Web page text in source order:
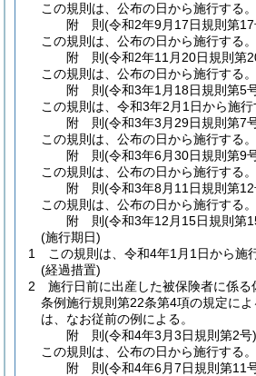
この規則は、公布の日から施行する。
附 則(令和2年9月17日規則第
この規則は、公布の日から施行する。
附 則(令和2年11月20日規則第
この規則は、公布の日から施行する。
附 則(令和3年1月18日規則第5
この規則は、令和3年2月1日から施行
附 則(令和3年3月29日規則第7
この規則は、公布の日から施行する。
附 則(令和3年6月30日規則第9
この規則は、公布の日から施行する。
附 則(令和3年8月11日規則第
この規則は、公布の日から施行する。
附 則(令和3年12月15日規則第
(施行期日)
1
この規則は、令和4年1月1日から施
(経過措置)
2
施行日前に出産した被保険者に係
条例施行規則第22条第4項の規定に
は、なお従前の例による。
附 則(令和4年3月3日規則第2号)
この規則は、公布の日から施行する。
附 則(令和4年6月7日規則第11